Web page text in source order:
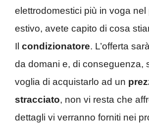
elettrodomestici più in voga nel
estivo, avete capito di cosa
Il condizionatore. L’offerta
da domani e, di conseguenza,
voglia di acquistarlo ad un
stracciato, non vi resta che
dettagli vi verranno forniti nei